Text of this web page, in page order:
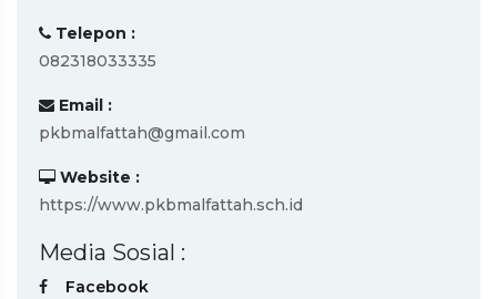
Telepon :
082318033335
Email :
pkbmalfattah@gmail.com
Website :
https://www.pkbmalfattah.sch.id
Media Sosial :
Facebook